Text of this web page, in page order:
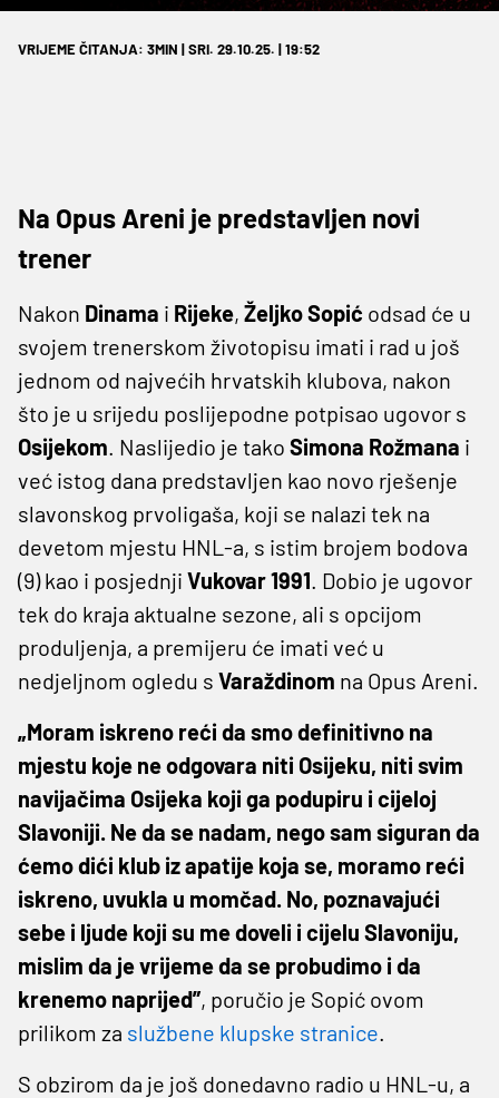
VRIJEME ČITANJA: 3MIN | SRI. 29.10.25. | 19:52
Na Opus Areni je predstavljen novi
trener
Nakon Dinama i Rijeke, Željko Sopić odsad će u
svojem trenerskom životopisu imati i rad u još
jednom od najvećih hrvatskih klubova, nakon
što je u srijedu poslijepodne potpisao ugovor s
Osijekom. Naslijedio je tako Simona Rožmana i
već istog dana predstavljen kao novo rješenje
slavonskog prvoligaša, koji se nalazi tek na
devetom mjestu HNL-a, s istim brojem bodova
(9) kao i posjednji Vukovar 1991. Dobio je ugovor
tek do kraja aktualne sezone, ali s opcijom
produljenja, a premijeru će imati već u
nedjeljnom ogledu s Varaždinom na Opus Areni.
„Moram iskreno reći da smo definitivno na
mjestu koje ne odgovara niti Osijeku, niti svim
navijačima Osijeka koji ga podupiru i cijeloj
Slavoniji. Ne da se nadam, nego sam siguran da
ćemo dići klub iz apatije koja se, moramo reći
iskreno, uvukla u momčad. No, poznavajući
sebe i ljude koji su me doveli i cijelu Slavoniju,
mislim da je vrijeme da se probudimo i da
krenemo naprijed”, poručio je Sopić ovom
prilikom za službene klupske stranice.
S obzirom da je još donedavno radio u HNL-u, a